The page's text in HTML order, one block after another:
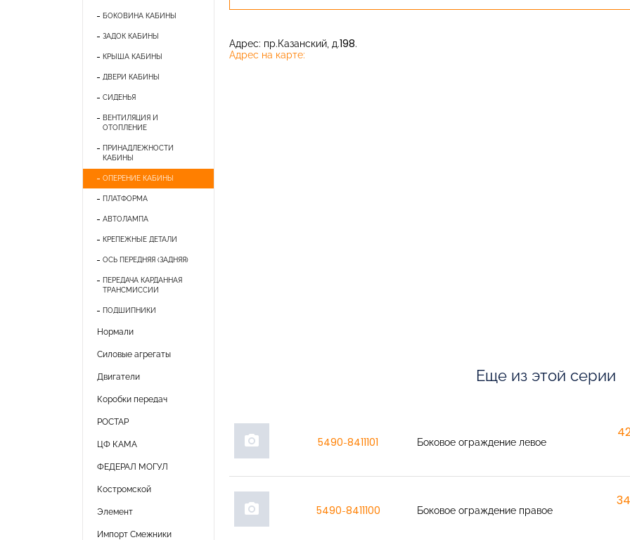
БОКОВИНА КАБИНЫ
ЗАДОК КАБИНЫ
КРЫША КАБИНЫ
ДВЕРИ КАБИНЫ
СИДЕНЬЯ
ВЕНТИЛЯЦИЯ И
ОТОПЛЕНИЕ
ПРИНАДЛЕЖНОСТИ
КАБИНЫ
ОПЕРЕНИЕ КАБИНЫ
ПЛАТФОРМА
АВТОЛАМПА
КРЕПЕЖНЫЕ ДЕТАЛИ
ОСЬ ПЕРЕДНЯЯ (ЗАДНЯЯ)
ПЕРЕДАЧА КАРДАННАЯ
ТРАНСМИССИИ
ПОДШИПНИКИ
Нормали
Силовые агрегаты
Двигатели
Коробки передач
РОСТАР
ЦФ КАМА
ФЕДЕРАЛ МОГУЛ
Костромской
Элемент
Импорт Смежники
Адрес: пр.Казанский, д.198.
Адрес на карте:
Еще из этой серии
photo_camera 5490-8411101 Боковое ограждение левое
photo_camera 5490-8411100 Боковое ограждение правое